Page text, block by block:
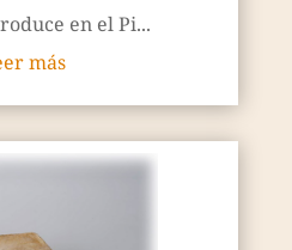
en el Pi...
más